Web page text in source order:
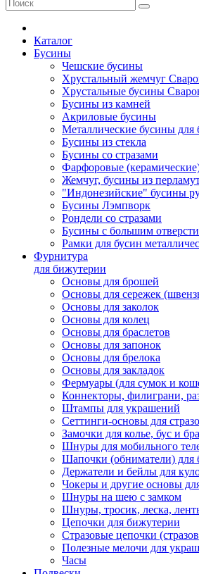
Каталог
Бусины
Чешские бусины
Хрустальный жемчуг
Хрустальные бусины
Бусины из камней
Акриловые бусины
Металлические бусины для
Бусины из стекла
Бусины со стразами
Фарфоровые
Жемчуг, бусины из
"Индонезийские" бусины
Бусины Лэмпворк
Рондели со стразами
Бусины с большим
Рамки для бусин
Фурнитура
для бижутерии
Основы для брошей
Основы для сережек
Основы для заколок
Основы для колец
Основы для браслетов
Основы для запонок
Основы для брелока
Основы для закладок
Фермуары (для сумок и
Коннекторы, филиграни,
Штампы для украшений
Сеттинги-основы для
Замочки для колье, бус и
Шнуры для мобильного
Шапочки (обниматели) для
Держатели и бейлы для
Чокеры и другие основы
Шнуры на шею с замком
Шнуры, тросик, леска,
Цепочки для бижутерии
Стразовые цепочки
Полезные мелочи для
Часы